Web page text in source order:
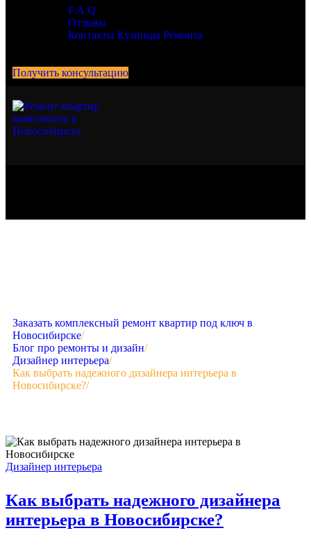
F.A.Q
Отзывы
Контакты Кузницы Ремонта
Получить консультацию
Заказать комплексный ремонт квартир под ключ в
Новосибирске/
Блог про ремонты и дизайн/
Дизайнер интерьера/
Как выбрать надежного дизайнера интерьера в
Новосибирске?/
Дизайнер интерьера
Как выбрать надежного дизайнера
интерьера в Новосибирске?